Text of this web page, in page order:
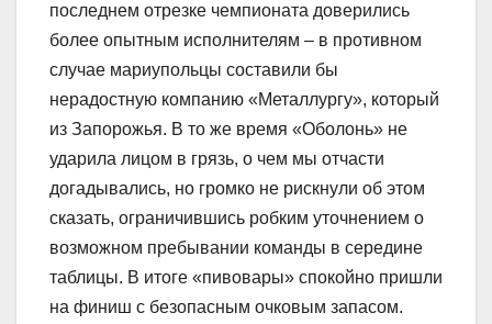
последнем отрезке чемпионата доверились
более опытным исполнителям – в противном
случае мариупольцы составили бы
нерадостную компанию «Металлургу», который
из Запорожья. В то же время «Оболонь» не
ударила лицом в грязь, о чем мы отчасти
догадывались, но громко не рискнули об этом
сказать, ограничившись робким уточнением о
возможном пребывании команды в середине
таблицы. В итоге «пивовары» спокойно пришли
на финиш с безопасным очковым запасом.